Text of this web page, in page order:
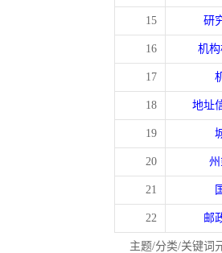
15 研
16 机
17
18 地址
19
20
21
22 邮
主题/分类/关键词